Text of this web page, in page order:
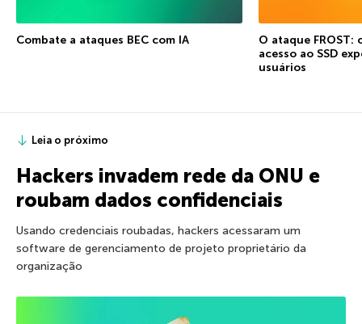
Combate a ataques BEC com IA
O ataque FROST:
acesso ao SSD
usuários
Leia o próximo
Hackers invadem rede da ONU e
roubam dados confidenciais
Usando credenciais roubadas, hackers acessaram um
software de gerenciamento de projeto proprietário da
organização